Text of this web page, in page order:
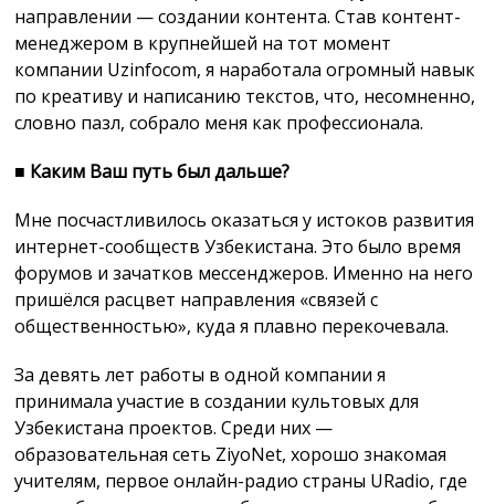
направлении — создании контента. Став контент-
менеджером в крупнейшей на тот момент
компании Uzinfocom, я наработала огромный навык
по креативу и написанию текстов, что, несомненно,
словно пазл, собрало меня как профессионала.
■ Каким Ваш путь был дальше?
Мне посчастливилось оказаться у истоков развития
интернет-сообществ Узбекистана. Это было время
форумов и зачатков мессенджеров. Именно на него
пришёлся расцвет направления «связей с
общественностью», куда я плавно перекочевала.
За девять лет работы в одной компании я
принимала участие в создании культовых для
Узбекистана проектов. Среди них —
образовательная сеть ZiyoNet, хорошо знакомая
учителям, первое онлайн-радио страны URadio, где